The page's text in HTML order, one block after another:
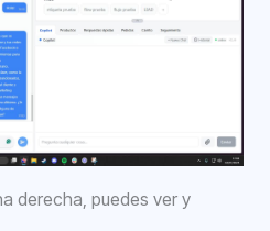
derecha, puedes ver y